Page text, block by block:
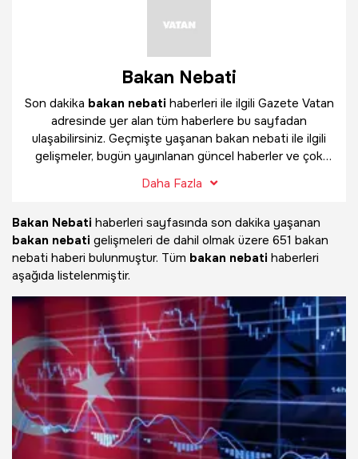
Bakan Nebati
Son dakika bakan nebati haberleri ile ilgili Gazete Vatan
adresinde yer alan tüm haberlere bu sayfadan
ulaşabilirsiniz. Geçmişte yaşanan bakan nebati ile ilgili
gelişmeler, bugün yayınlanan güncel haberler ve çok
bulabilirsiniz.
Daha Fazla
Bakan Nebati haberleri sayfasında son dakika yaşanan
bakan nebati gelişmeleri de dahil olmak üzere 651 bakan
nebati haberi bulunmuştur. Tüm bakan nebati haberleri
aşağıda listelenmiştir.